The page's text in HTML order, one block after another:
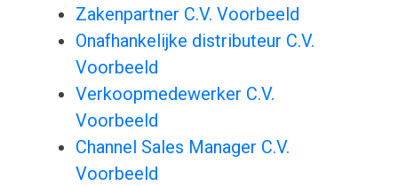
Zakenpartner C.V. Voorbeeld
Onafhankelijke distributeur C.V.
Voorbeeld
Verkoopmedewerker C.V.
Voorbeeld
Channel Sales Manager C.V.
Voorbeeld